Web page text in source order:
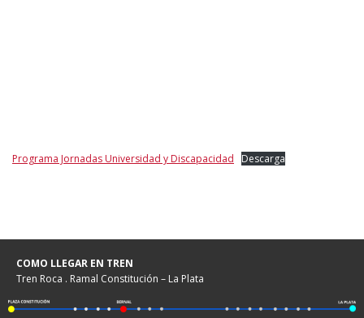
Programa Jornadas Universidad y Discapacidad Descarga
COMO LLEGAR EN TREN
Tren Roca . Ramal Constitución – La Plata